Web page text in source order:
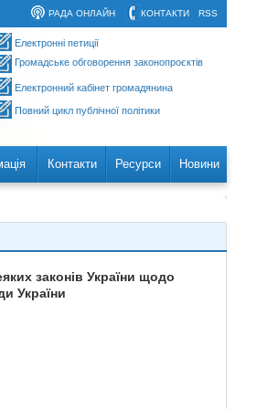
RSS
КОНТАКТИ
РАДА ОНЛАЙН
Електронні петиції
Громадське обговорення законопроєктів
Електронний кабінет громадянина
Повний цикл публічної політики
Контакти Ресурси Новини
законів України щодо
України